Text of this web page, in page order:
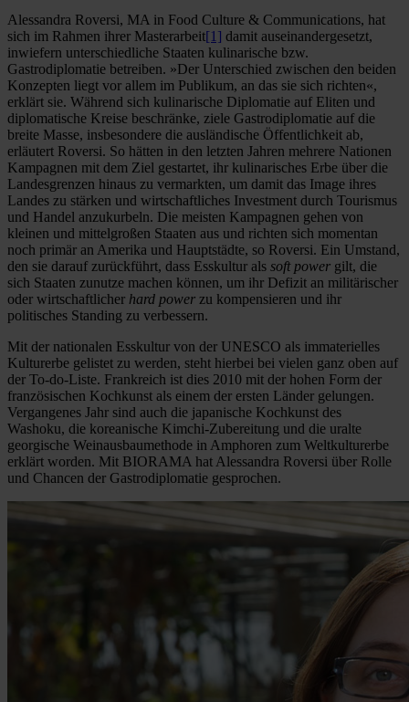
Alessandra Roversi, MA in Food Culture & Communications, hat
sich im Rahmen ihrer Masterarbeit[1] damit auseinandergesetzt,
inwiefern unterschiedliche Staaten kulinarische bzw.
Gastrodiplomatie betreiben. »Der Unterschied zwischen den beiden
Konzepten liegt vor allem im Publikum, an das sie sich richten«,
erklärt sie. Während sich kulinarische Diplomatie auf Eliten und
diplomatische Kreise beschränke, ziele Gastrodiplomatie auf die
breite Masse, insbesondere die ausländische Öffentlichkeit ab,
erläutert Roversi. So hätten in den letzten Jahren mehrere Nationen
Kampagnen mit dem Ziel gestartet, ihr kulinarisches Erbe über die
Landesgrenzen hinaus zu vermarkten, um damit das Image ihres
Landes zu stärken und wirtschaftliches Investment durch Tourismus
und Handel anzukurbeln. Die meisten Kampagnen gehen von
kleinen und mittelgroßen Staaten aus und richten sich momentan
noch primär an Amerika und Hauptstädte, so Roversi. Ein Umstand,
den sie darauf zurückführt, dass Esskultur als soft power gilt, die
sich Staaten zunutze machen können, um ihr Defizit an militärischer
oder wirtschaftlicher hard power zu kompensieren und ihr
politisches Standing zu verbessern.
Mit der nationalen Esskultur von der UNESCO als immaterielles
Kulturerbe gelistet zu werden, steht hierbei bei vielen ganz oben auf
der To-do-Liste. Frankreich ist dies 2010 mit der hohen Form der
französischen Kochkunst als einem der ersten Länder gelungen.
Vergangenes Jahr sind auch die japanische Kochkunst des
Washoku, die koreanische Kimchi-Zubereitung und die uralte
georgische Weinausbaumethode in Amphoren zum Weltkulturerbe
erklärt worden. Mit BIORAMA hat Alessandra Roversi über Rolle
und Chancen der Gastrodiplomatie gesprochen.